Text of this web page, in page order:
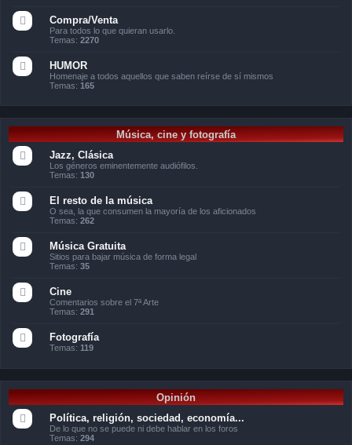
Compra/Venta
Para todos lo que quieran usarlo.
Temas: 2270
HUMOR
Homenaje a todos aquellos que saben reírse de sí mismos
Temas: 165
Música, cine y fotografía
Jazz, Clásica
Los géneros eminentemente audiófilos.
Temas: 130
El resto de la música
O sea, la que consumen la mayoría de los aficionados
Temas: 262
Música Gratuita
Sitios para bajar música de forma legal
Temas: 35
Cine
Comentarios sobre el 7ª Arte
Temas: 291
Fotografía
Temas: 119
Opinión
Política, religión, sociedad, economía...
De lo que no se puede ni debe hablar en los foros
Temas: 294